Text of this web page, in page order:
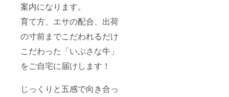
案内になります。
育て方、エサの配合、出荷
の寸前までこだわれるだけ
こだわった「いぶさな牛」
をご自宅に届けします！
じっくりと五感で向き合っ